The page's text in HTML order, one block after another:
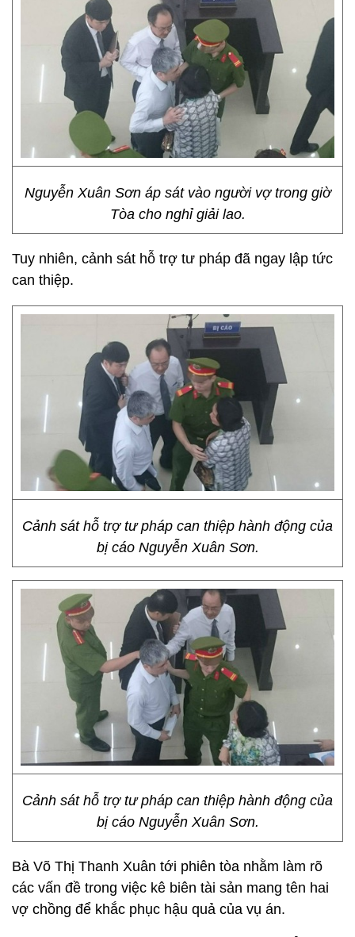
Nguyễn Xuân Sơn áp sát vào người vợ trong giờ
Tòa cho nghỉ giải lao.
Tuy nhiên, cảnh sát hỗ trợ tư pháp đã ngay lập tức
can thiệp.
Cảnh sát hỗ trợ tư pháp can thiệp hành động của
bị cáo Nguyễn Xuân Sơn.
Cảnh sát hỗ trợ tư pháp can thiệp hành động của
bị cáo Nguyễn Xuân Sơn.
Bà Võ Thị Thanh Xuân tới phiên tòa nhằm làm rõ
các vấn đề trong việc kê biên tài sản mang tên hai
vợ chồng để khắc phục hậu quả của vụ án.